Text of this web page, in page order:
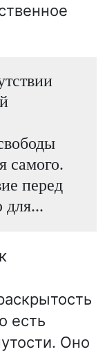
самого.
перед
для...
есть
Оно